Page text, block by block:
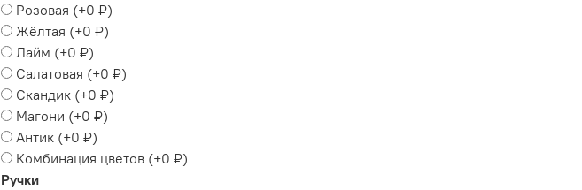
Розовая (+0 ₽)
Жёлтая (+0 ₽)
Лайм (+0 ₽)
Салатовая (+0 ₽)
Скандик (+0 ₽)
Магони (+0 ₽)
Антик (+0 ₽)
Комбинация цветов (+0 ₽)
Ручки